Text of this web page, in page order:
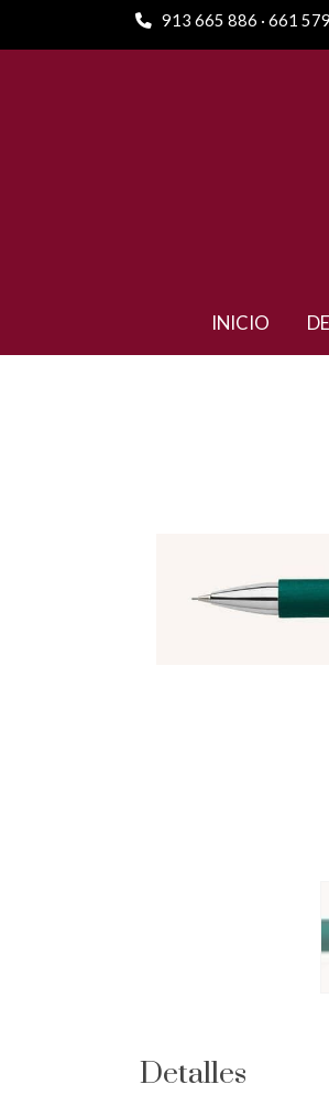
913 665 886 · 661
INICIO
ARTÍCULOS
Detalles